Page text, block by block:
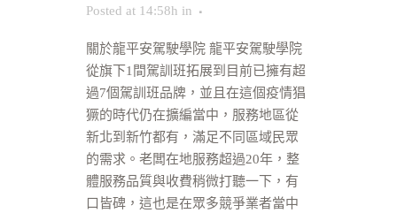
Posted at 14:58h in
關於龍平安駕駛學院 龍平安駕駛學院
從旗下1間駕訓班拓展到目前已擁有超
過7個駕訓班品牌，並且在這個疫情猖
獗的時代仍在擴編當中，服務地區從
新北到新竹都有，滿足不同區域民眾
的需求。老闆在地服務超過20年，整
體服務品質與收費稍微打聽一下，有
口皆碑，這也是在眾多競爭業者當中